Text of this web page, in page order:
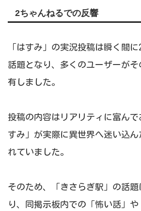
2ちゃんねるでの反響
「はすみ」の実況投稿は瞬く間
話題となり、多くのユーザーが
有しました。
投稿の内容はリアリティに富ん
すみ」が実際に異世界へ迷い込
れていました。
そのため、「きさらぎ駅」の話題
り、同掲示板内での「怖い話」